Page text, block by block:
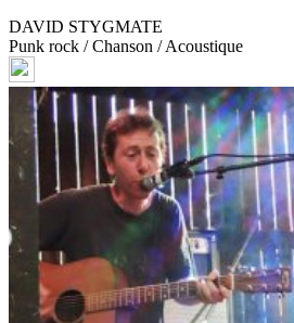
DAVID STYGMATE
Punk rock / Chanson / Acoustique